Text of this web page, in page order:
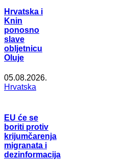
Hrvatska i
Knin
ponosno
slave
obljetnicu
Oluje
05.08.2026.
Hrvatska
EU će se
boriti protiv
krijumčarenja
migranata i
dezinformacija